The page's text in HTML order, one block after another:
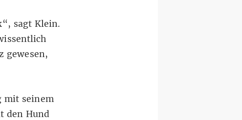
sagt Klein.
gewesen,
mit seinem
den Hund